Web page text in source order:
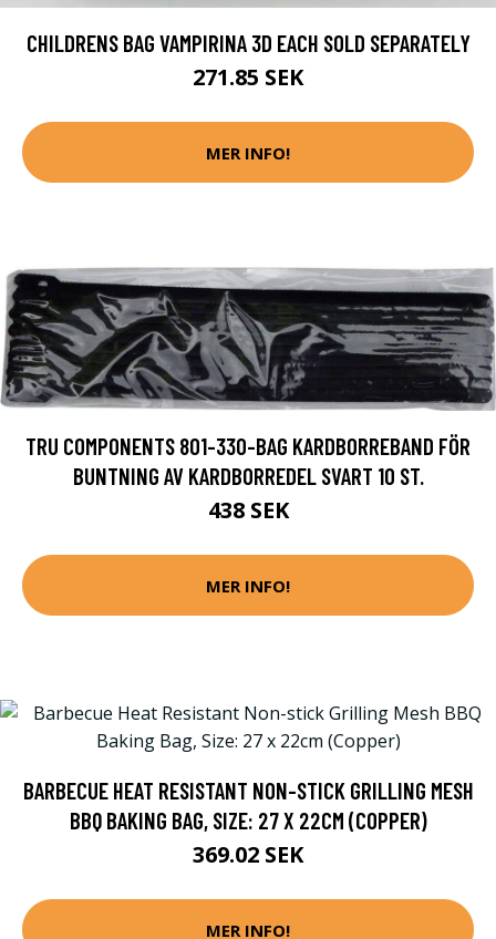
CHILDRENS BAG VAMPIRINA 3D EACH SOLD SEPARATELY
271.85 SEK
MER INFO!
TRU COMPONENTS 801-330-BAG KARDBORREBAND FÖR
BUNTNING AV KARDBORREDEL SVART 10 ST.
438 SEK
MER INFO!
BARBECUE HEAT RESISTANT NON-STICK GRILLING MESH
BBQ BAKING BAG, SIZE: 27 X 22CM (COPPER)
369.02 SEK
MER INFO!